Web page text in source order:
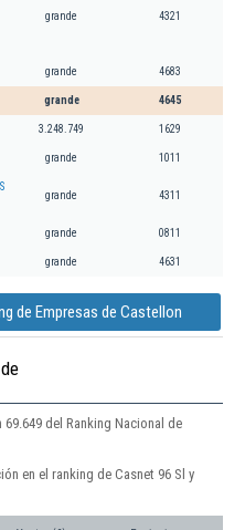
grande 4321
grande 4683
grande 4645
3.248.749 1629
grande 1011
grande 4311
grande 0811
grande 4631
de Empresas de Castellon
del Ranking Nacional de
en el ranking de Casnet 96 Sl y